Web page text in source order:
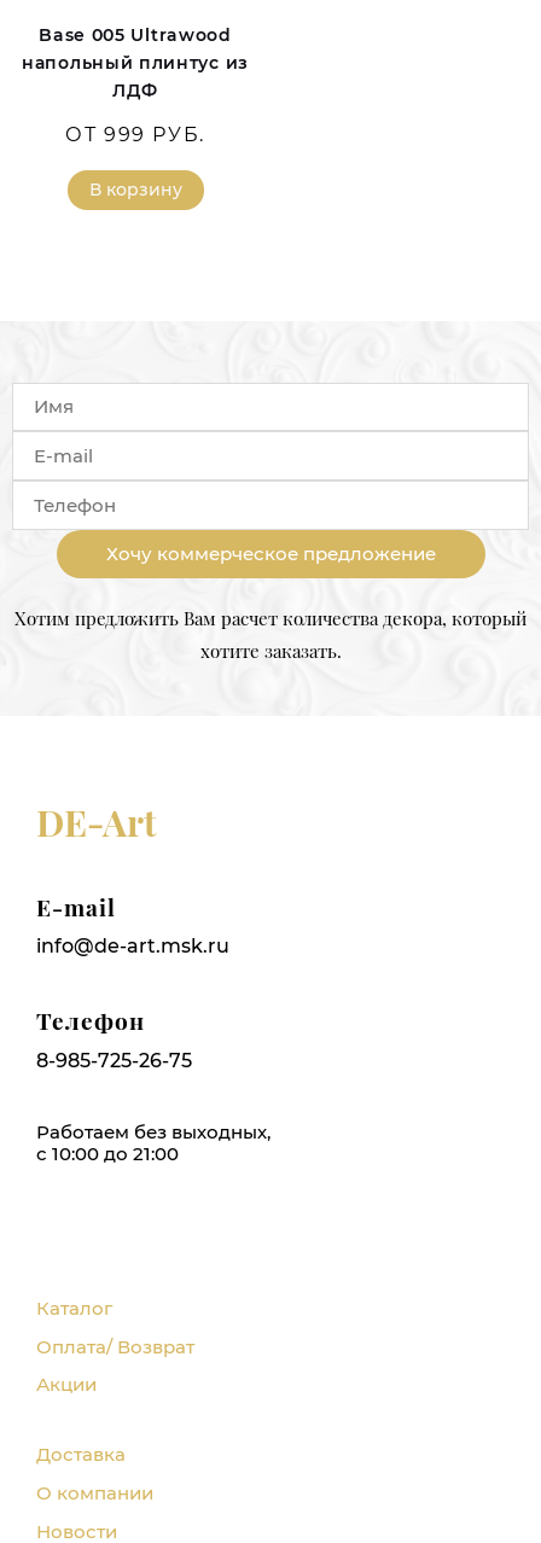
Base 005 Ultrawood
напольный плинтус из
ЛДФ
ОТ 999 РУБ.
В корзину
Хочу коммерческое предложение
Хотим предложить Вам расчет количества декора, который
хотите заказать.
DE-Art
E-mail
info@de-art.msk.ru
Телефон
8-985-725-26-75
Работаем без выходных,
с 10:00 до 21:00
Каталог
Оплата/ Возврат
Акции
Доставка
О компании
Новости